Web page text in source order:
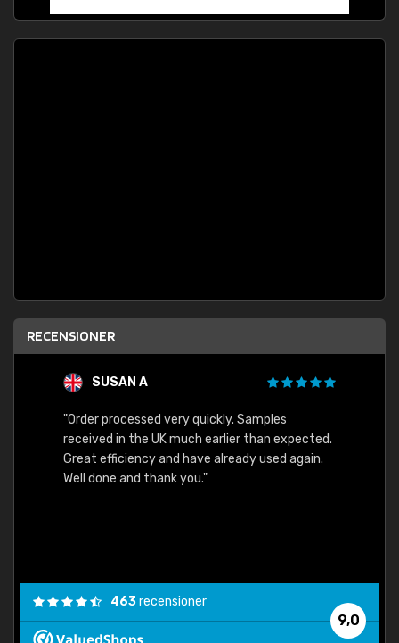
RECENSIONER
SUSAN A
"Order processed very quickly. Samples
received in the UK much earlier than expected.
Great efficiency and have already used again.
Well done and thank you."
9,0
463recensioner